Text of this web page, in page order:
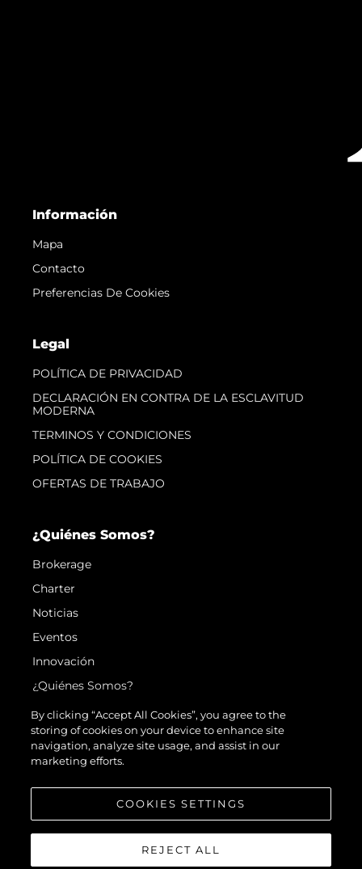
Información
Mapa
Contacto
Preferencias De Cookies
Legal
POLÍTICA DE PRIVACIDAD
DECLARACIÓN EN CONTRA DE LA ESCLAVITUD
MODERNA
TERMINOS Y CONDICIONES
POLÍTICA DE COOKIES
OFERTAS DE TRABAJO
¿Quiénes Somos?
Brokerage
Charter
Noticias
Eventos
Innovación
¿Quiénes Somos?
El Equipo
Estilo De Vida
Historia
By clicking “Accept All Cookies”, you agree to the
storing of cookies on your device to enhance site
navigation, analyze site usage, and assist in our
marketing efforts.
COOKIES SETTINGS
REJECT ALL